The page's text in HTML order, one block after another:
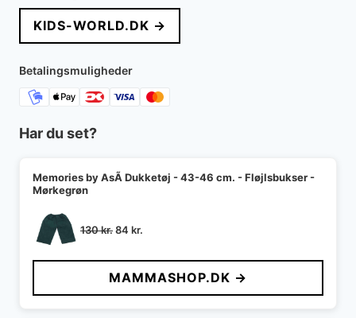
pris
var:
450 kr..
pris
er:
KIDS-WORLD.DK →
Betalingsmuligheder
Har du set?
Memories by AsÃ­ Dukketøj - 43-46 cm. - Fløjlsbukser -
Mørkegrøn
130kr.Den
pris
var:
130 kr..
84 kr.
pris
er:
84 kr..
MAMMASHOP.DK →